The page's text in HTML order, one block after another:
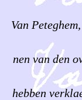
Van
nen van den
hebben